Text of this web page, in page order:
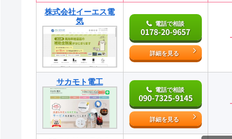
株式会社イーエス電
気
電話で相談
0178-20-9657
詳細を見る
サカモト電工
電話で相談
090-7325-9145
詳細を見る